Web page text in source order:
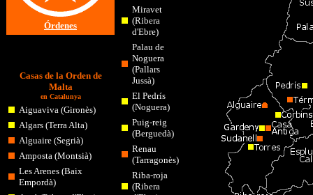
Órdenes
Casas de la Orden de
Malta
en Catalunya
Aiguaviva (Gironès)
Algars (Terra Alta)
Alguaire (Segrià)
Amposta (Montsià)
Les Arenes (Baix
Empordà)
Miravet
(Ribera
d'Ebre)
Palau de
Noguera
(Pallars
Jussà)
El Pedrís
(Noguera)
Puig-reig
(Berguedà)
Renau
(Tarragonès)
Riba-roja
(Ribera